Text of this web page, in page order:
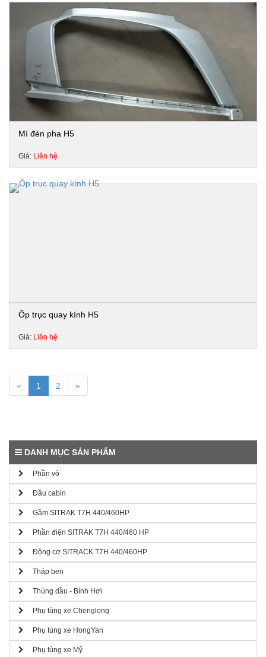
Mí đèn pha H5
Giá: Liên hệ
Ốp trục quay kính H5
Giá: Liên hệ
« 1 2 »
DANH MỤC SẢN PHẨM
Phần vỏ
Đầu cabin
Gầm SITRAK T7H 440/460HP
Phần điện SITRAK T7H 440/460 HP
Động cơ SITRACK T7H 440/460HP
Tháp ben
Thùng dầu - Bình Hơi
Phụ tùng xe Chenglong
Phụ tùng xe HongYan
Phụ tùng xe Mỹ